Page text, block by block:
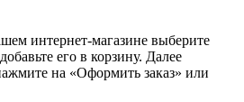
интернет-магазине выберите
его в корзину. Далее
на «Оформить заказ» или